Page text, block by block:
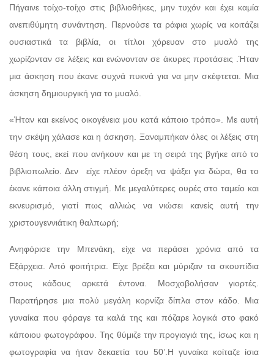
Πήγαινε τοίχο-τοίχο στις βιβλιοθήκες, μην τυχόν και έχει καμία
ανεπιθύμητη συνάντηση. Περνούσε τα ράφια χωρίς να κοιτάζει
ουσιαστικά τα βιβλία, οι τίτλοι χόρευαν στο μυαλό της
χωρίζονταν σε λέξεις και ενώνονταν σε άκυρες προτάσεις .Ήταν
μια άσκηση που έκανε συχνά πυκνά για να μην σκέφτεται. Μια
άσκηση δημιουργική για το μυαλό.
«Ήταν και εκείνος οικογένεια μου κατά κάποιο τρόπο». Με αυτή
την σκέψη χάλασε και η άσκηση. Ξαναμπήκαν όλες οι λέξεις στη
θέση τους, εκεί που ανήκουν και με τη σειρά της βγήκε από το
βιβλιοπωλείο. Δεν
είχε πλέον όρεξη να ψάξει για δώρα, θα το
έκανε κάποια άλλη στιγμή. Με μεγαλύτερες ουρές στο ταμείο και
εκνευρισμό, γιατί πως αλλιώς να νιώσει κανείς αυτή την
χριστουγεννιάτικη θαλπωρή;
Ανηφόρισε την Μπενάκη, είχε να περάσει χρόνια από τα
Εξάρχεια. Από φοιτήτρια. Είχε βρέξει και μύριζαν τα σκουπίδια
στους κάδους αρκετά έντονα. Μοσχοβολήσαν γιορτές.
Παρατήρησε μια πολύ μεγάλη κορνίζα δίπλα στον κάδο. Μια
γυναίκα που φόραγε τα καλά της και πόζαρε λογικά στο φακό
κάποιου φωτογράφου. Της θύμιζε την προγιαγιά της, ίσως και η
φωτογραφία να ήταν δεκαετία του 50’.Η γυναίκα κοίταζε ίσια